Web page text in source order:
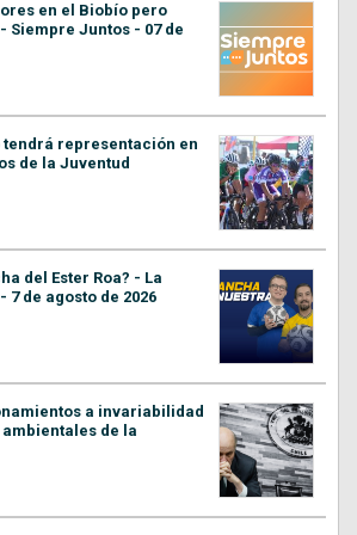
en el Biobío pero
Siempre Juntos - 07 de
representación en
de la Juventud
del Ester Roa? - La
7 de agosto de 2026
a invariabilidad
de la